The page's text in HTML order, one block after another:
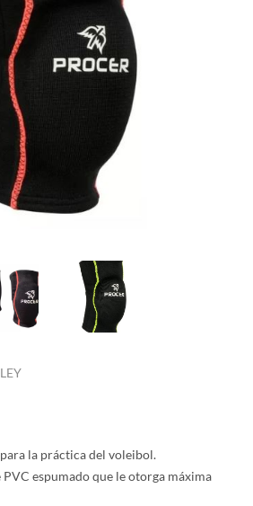
la práctica del voleibol.
espumado que le otorga máxima